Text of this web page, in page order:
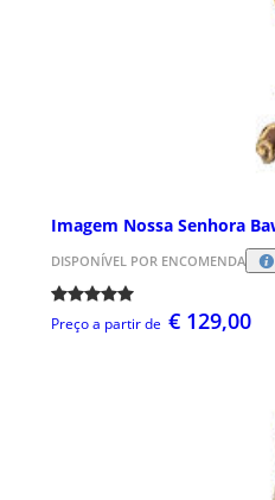
Imagem Nossa Senhora
DISPONÍVEL POR ENCOMENDA
Preço a partir de € 129,00